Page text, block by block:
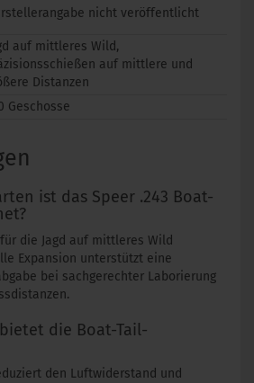
nicht veröffentlicht
auf mittleres Wild,
auf mittlere und
Distanzen
Geschosse
ist das Speer .243 Boat-
die Jagd auf mittleres Wild
Expansion unterstützt eine
bei sachgerechter Laborierung
die Boat-Tail-
den Luftwiderstand und